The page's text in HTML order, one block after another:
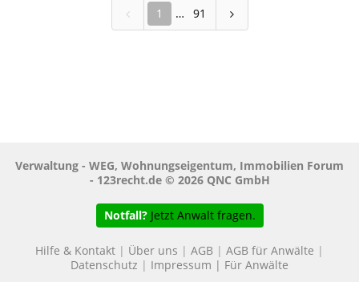
1 91
Verwaltung - WEG, Wohnungseigentum, Immobilien Forum
- 123recht.de © 2026 QNC GmbH
Notfall? Jetzt Anwalt fragen.
Hilfe & Kontakt | Über uns | AGB | AGB für Anwälte |
Datenschutz | Impressum | Für Anwälte